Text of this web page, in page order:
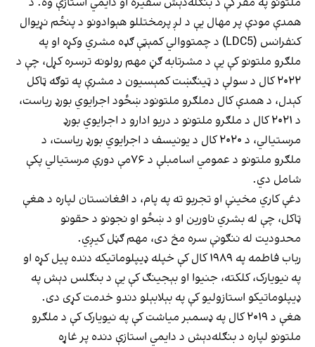
همدې مودې پر مهال یې د لږ پرمختللو هېوادونو د پنځم نړیوال
کنفرانس (LDC5) د چمتووالي کمېټې ګډه مشري وکړه او په
ملګرو ملتونو کې یې د مشرتابه ګڼ مهم رولونه ترسره کړل، چې د
۲۰۲۲ کال د سولې د ټینګښت کمېسیون د مشرې په توګه ټاکل
کېدل، د همدې کال دملګرو ملتونود ښځود اجرایوي بورډ ریاست،
د ۲۰۲۱ کال د ملګرو ملتونو د دریو ادارو د اجرایوي بورډ
مرستیالي، د ۲۰۲۰ کال د یونیسف د اجرایوي بورډ ریاست، د
ملګرو ملتونو د عمومي اسامبلې د ۷۶مې دورې مرستیالي پکې
شامل دي.
دغې کاري مخینې او تجربو ته په پام، د افغانستان لپاره د هغې
ټاکل، چې له بشري ناورین او د ښځو او نجونو د حقونو
محدودیت له ننګونې سره مخ دی، مهم ګڼل کیږي.
رباب فاطمه په ۱۹۸۹ کال کې خپله ډیپلوماتیکه دنده پیل کړه او
په نیویارک، کلکته، جنیوا او بېجینګ کې یې د بنګلس دېش په
ډیپلوماتیکو استازولیو کې په بېلابېلو دندو خدمت کړی دی.
هغې د ۲۰۱۹ کال په ډسمبر میاشت کې په نیویارک کې د ملګرو
ملتونو لپاره د بنګله‌دېش د دایمي استازې دنده پر غاړه